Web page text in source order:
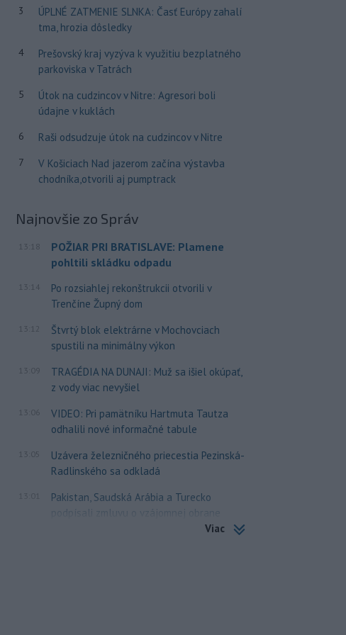
3
ÚPLNÉ ZATMENIE SLNKA: Časť Európy zahalí
tma, hrozia dôsledky
4
Prešovský kraj vyzýva k využitiu bezplatného
parkoviska v Tatrách
5
Útok na cudzincov v Nitre: Agresori boli
údajne v kuklách
6 Raši odsudzuje útok na cudzincov v Nitre
7
V Košiciach Nad jazerom začína výstavba
chodníka,otvorili aj pumptrack
Najnovšie zo Správ
13:18
POŽIAR PRI BRATISLAVE: Plamene
pohltili skládku odpadu
13:14
Po rozsiahlej rekonštrukcii otvorili v
Trenčíne Župný dom
13:12
Štvrtý blok elektrárne v Mochovciach
spustili na minimálny výkon
13:09
TRAGÉDIA NA DUNAJI: Muž sa išiel okúpať,
z vody viac nevyšiel
13:06
VIDEO: Pri pamätníku Hartmuta Tautza
odhalili nové informačné tabule
13:05
Uzávera železničného priecestia Pezinská-
Radlinského sa odkladá
Pakistan, Saudská Arábia a Turecko
podpísali zmluvu o vzájomnej obrane
Viac